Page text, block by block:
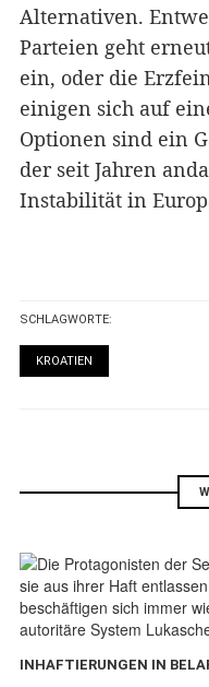
Alternativen.
Parteien geht
ein, oder die
einigen sich auf
Optionen sind ein
der seit Jahren
Instabilität in
SCHLAGWORTE:
KROATIEN
INHAFTIERUNGEN IN